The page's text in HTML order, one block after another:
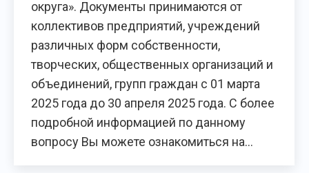
округа». Документы принимаются от
коллективов предприятий, учреждений
различных форм собственности,
творческих, общественных организаций и
объединений, групп граждан с 01 марта
2025 года до 30 апреля 2025 года. С более
подробной информацией по данному
вопросу Вы можете ознакомиться на…